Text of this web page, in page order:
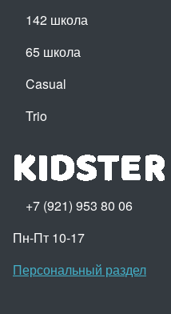
142 школа
65 школа
Casual
Trio
+7 (921) 953 80 06
Пн-Пт 10-17
Персональный раздел